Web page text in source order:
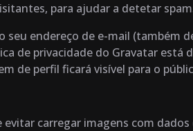
para ajudar a detetar
seu endereço de e-mail (também
de privacidade do Gravatar
de perfil ficará visível para o
carregar imagens com